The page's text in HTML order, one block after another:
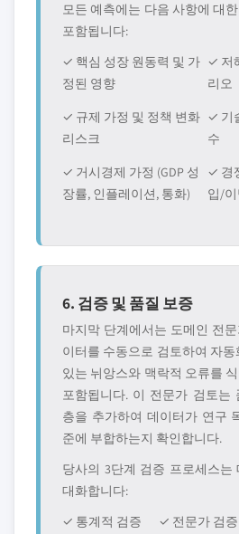
모든 예측에는 다음 사항에 대
포함됩니다:
✓ 핵심 성장 원동력 및 가
정된 영향
✓ 저
리오
✓ 규제 가정 및 정책 변화
리스크
✓ 기
수
✓ 거시경제 가정 (GDP 성
장률, 인플레이션, 통화)
✓ 경
입/
6. 검증 및 품질 보증
마지막 단계에서는 도메인 전
이터를 수동으로 검토하여 자
있는 뉘앙스와 맥락적 오류를
포함됩니다. 이 전문가 검토는
층을 추가하여 데이터가 연구
준에 부합하는지 확인합니다.
당사의 3단계 검증 프로세스는
대화합니다:
✓ 통계적 검증
✓ 전문가 검증